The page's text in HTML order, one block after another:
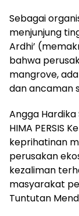
Sebagai
menjunjung
Ardhi’
bahwa
mangrove,
dan ancaman
Angga
HIMA PERSIS
keprihatinan
perusakan
kezaliman
masyarakat
Tuntutan